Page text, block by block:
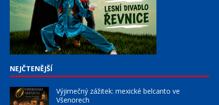
NEJČTENĚJŠÍ
Výjimečný zážitek: mexické belcanto ve
Všenorech